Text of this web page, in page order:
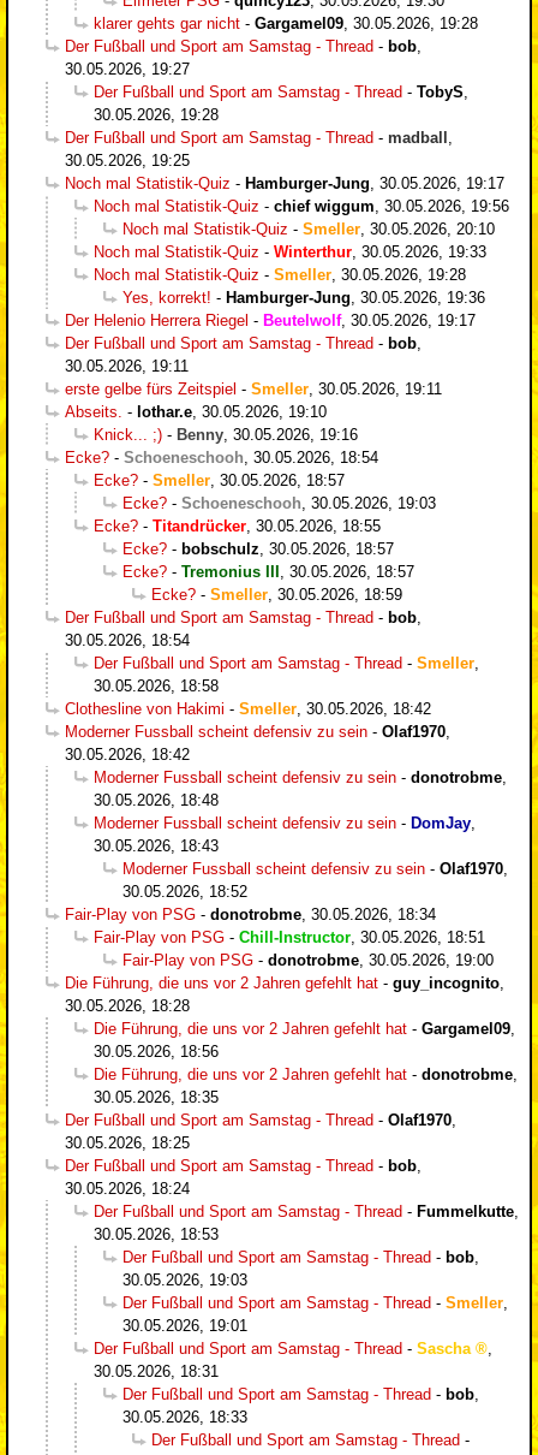
klarer gehts gar nicht - Gargamel09 30.05.2026, 19:28
Der Fußball und Sport am Samstag - Thread - bob
30.05.2026, 19:27
Der Fußball und Sport am Samstag - Thread - TobyS
30.05.2026, 19:28
Der Fußball und Sport am Samstag - Thread - madball
30.05.2026, 19:25
Noch mal Statistik-Quiz - Hamburger-Jung 30.05.2026, 19:17
Noch mal Statistik-Quiz - chief wiggum 30.05.2026, 19:56
Noch mal Statistik-Quiz - Smeller 30.05.2026, 20:10
Noch mal Statistik-Quiz - Winterthur 30.05.2026, 19:33
Noch mal Statistik-Quiz - Smeller 30.05.2026, 19:28
Yes, korrekt! - Hamburger-Jung 30.05.2026, 19:36
Der Helenio Herrera Riegel - Beutelwolf, 30.05.2026, 19:17
Der Fußball und Sport am Samstag - Thread - bob
30.05.2026, 19:11
erste gelbe fürs Zeitspiel - Smeller 30.05.2026, 19:11
Abseits. - lothar.e 30.05.2026, 19:10
Knick... ;) - Benny 30.05.2026, 19:16
Ecke? - Schoeneschooh 30.05.2026, 18:54
Ecke? - Smeller 30.05.2026, 18:57
Ecke? - Schoeneschooh 30.05.2026, 19:03
Ecke? - Titandrücker 30.05.2026, 18:55
Ecke? - bobschulz 30.05.2026, 18:57
Ecke? - Tremonius III
30.05.2026, 18:57
Ecke? - Smeller 30.05.2026, 18:59
Der Fußball und Sport am Samstag - Thread - bob
30.05.2026, 18:54
Der Fußball und Sport am Samstag - Thread - Smeller
30.05.2026, 18:58
Clothesline von Hakimi - Smeller 30.05.2026, 18:42
Moderner Fussball scheint defensiv zu sein - Olaf1970
30.05.2026, 18:42
Moderner Fussball scheint defensiv zu sein - donotrobme
30.05.2026, 18:48
Moderner Fussball scheint defensiv zu sein - DomJay
30.05.2026, 18:43
Moderner Fussball scheint defensiv zu sein - Olaf1970
30.05.2026, 18:52
Fair-Play von PSG - donotrobme 30.05.2026, 18:34
Fair-Play von PSG - Chill-Instructor 30.05.2026, 18:51
Fair-Play von PSG - donotrobme 30.05.2026, 19:00
Die Führung, die uns vor 2 Jahren gefehlt hat - guy_incognito
30.05.2026, 18:28
Die Führung, die uns vor 2 Jahren gefehlt hat - Gargamel09
30.05.2026, 18:56
Die Führung, die uns vor 2 Jahren gefehlt hat - donotrobme
30.05.2026, 18:35
Der Fußball und Sport am Samstag - Thread - Olaf1970
30.05.2026, 18:25
Der Fußball und Sport am Samstag - Thread - bob
30.05.2026, 18:24
Der Fußball und Sport am Samstag - Thread - Fummelkutte
30.05.2026, 18:53
Der Fußball und Sport am Samstag - Thread - bob
30.05.2026, 19:03
Der Fußball und Sport am Samstag - Thread - Smeller
30.05.2026, 19:01
Der Fußball und Sport am Samstag - Thread - Sascha
30.05.2026, 18:31
Der Fußball und Sport am Samstag - Thread - bob
30.05.2026, 18:33
Der Fußball und Sport am Samstag - Thread -